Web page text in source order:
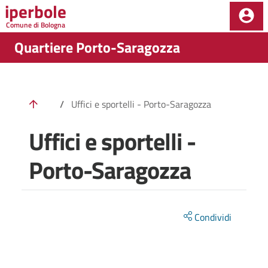
Salta al contenuto principale della pagina
iperbole
Comune di Bologna
Quartiere Porto-Saragozza
/ Uffici e sportelli - Porto-Saragozza
Uffici e sportelli -
Porto-Saragozza
Condividi